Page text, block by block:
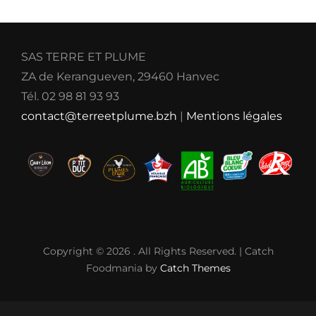
SAS TERRE ET PLUME
ZA de Kerangueven, 29460 Hanvec
Tél. 02 98 81 93 93
contact@terreetplume.bzh | Mentions légales
Copyright © 2026 . All Rights Reserved. | Catch
Foodmania by Catch Themes